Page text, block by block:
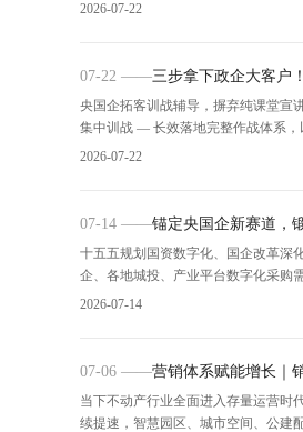
2026-07-22
07-22 ——三步拿下政企大客户
实战营赋能团队破局增长
央国企拓客训战辅导，摒弃纯课堂宣
集中训战 — 长效落地完整作战体系，
2026-07-22
07-14 ——锚定央国企新赛道，
军
十五五规划国资数字化、国企改革深
企、各地城投、产业平台数字化采购
2026-07-14
07-06 ——营销体系赋能增长｜
云搭建智慧空间业务规模化作战
当下不动产行业全面进入存量运营时
续提速，智慧园区、城市空间、公建